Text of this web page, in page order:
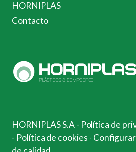
HORNIPLAS
Contacto
HORNIPLAS S.A- Política de
- Política de cookies -